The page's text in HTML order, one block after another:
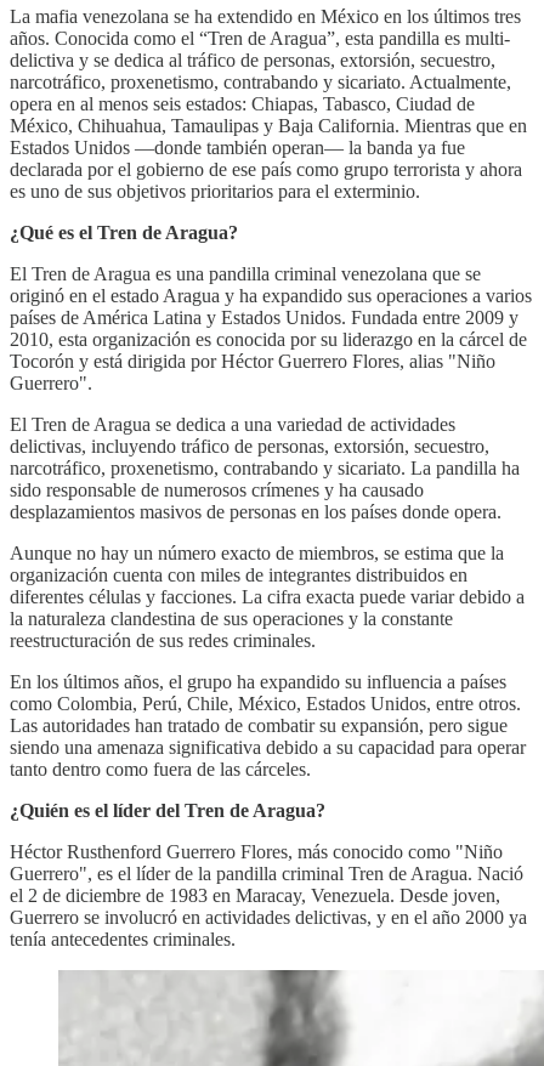
La mafia venezolana se ha extendido en México en los últimos tres
años. Conocida como el “Tren de Aragua”, esta pandilla es multi-
delictiva y se dedica al tráfico de personas, extorsión, secuestro,
narcotráfico, proxenetismo, contrabando y sicariato. Actualmente,
opera en al menos seis estados: Chiapas, Tabasco, Ciudad de
México, Chihuahua, Tamaulipas y Baja California. Mientras que en
Estados Unidos —donde también operan— la banda ya fue
declarada por el gobierno de ese país como grupo terrorista y ahora
es uno de sus objetivos prioritarios para el exterminio.
¿Qué es el Tren de Aragua?
El Tren de Aragua es una pandilla criminal venezolana que se
originó en el estado Aragua y ha expandido sus operaciones a varios
países de América Latina y Estados Unidos. Fundada entre 2009 y
2010, esta organización es conocida por su liderazgo en la cárcel de
Tocorón y está dirigida por Héctor Guerrero Flores, alias "Niño
Guerrero".
El Tren de Aragua se dedica a una variedad de actividades
delictivas, incluyendo tráfico de personas, extorsión, secuestro,
narcotráfico, proxenetismo, contrabando y sicariato. La pandilla ha
sido responsable de numerosos crímenes y ha causado
desplazamientos masivos de personas en los países donde opera.
Aunque no hay un número exacto de miembros, se estima que la
organización cuenta con miles de integrantes distribuidos en
diferentes células y facciones. La cifra exacta puede variar debido a
la naturaleza clandestina de sus operaciones y la constante
reestructuración de sus redes criminales.
En los últimos años, el grupo ha expandido su influencia a países
como Colombia, Perú, Chile, México, Estados Unidos, entre otros.
Las autoridades han tratado de combatir su expansión, pero sigue
siendo una amenaza significativa debido a su capacidad para operar
tanto dentro como fuera de las cárceles.
¿Quién es el líder del Tren de Aragua?
Héctor Rusthenford Guerrero Flores, más conocido como "Niño
Guerrero", es el líder de la pandilla criminal Tren de Aragua. Nació
el 2 de diciembre de 1983 en Maracay, Venezuela. Desde joven,
Guerrero se involucró en actividades delictivas, y en el año 2000 ya
tenía antecedentes criminales.